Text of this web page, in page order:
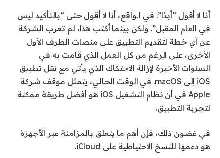
أنا لا أقول “أبدًا”. في الواقع، أنا لا أقول حتى “بالتأكيد ليس
في العام المقبل”. ولكن بينما أكتب هذا، لم تعرب الشركة
عن أي خطة لتقديم التطبيق على منصات الطرف الأول
الأخرى، على الرغم من كل العمل الذي قامت به في
السنوات الأخيرة لإزالة الاحتكاك الذي يأتي مع نقل تطبيق
iOS إلى macOS. في الوقت الحالي، يتمثل موقف شركة
Apple في أن نظام التشغيل iOS هو أفضل طريقة ممكنة
لتجربة التطبيق.
في غضون ذلك، فإن أهم ما يتعلق بالمزامنة عبر الأجهزة
هو دعمها للنسخ الاحتياطية على iCloud.